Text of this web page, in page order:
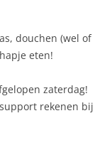
douchen (wel of
eten!
zaterdag!
rekenen bij